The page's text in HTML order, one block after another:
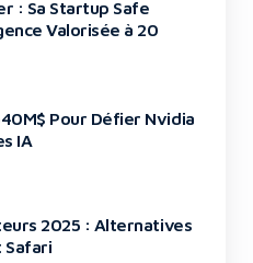
: Sa Startup Safe
Valorisée à 20
Pour Défier Nvidia
IA
2025 : Alternatives
Safari